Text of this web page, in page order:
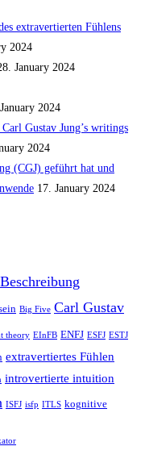
extravertierten Fühlens
2024
January 2024
2024
Gustav Jung’s writings
2024
(CGJ) geführt hat und
17. January 2024
Beschreibung
Big Five Carl Gustav
theory EInFB ENFJ ESFJ ESTJ
extravertiertes Fühlen
introvertierte intuition
ISFJ isfp ITLS kognitive